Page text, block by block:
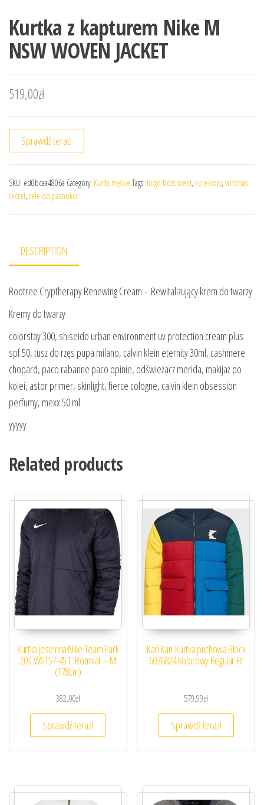
Kurtka z kapturem Nike M
NSW WOVEN JACKET
519,00zł
Sprawdź teraz!
SKU: ed0bcaa4806a Category: Kurtki męskie Tags: hugo boss scent, korektory, victorias
secret, żele do paznokci
DESCRIPTION
Rootree Cryptherapy Renewing Cream – Rewitalizujący krem do twarzy
Kremy do twarzy
colorstay 300, shiseido urban environment uv protection cream plus
spf 50, tusz do rzęs pupa milano, calvin klein eternity 30ml, cashmere
chopard, paco rabanne paco opinie, odświeżacz merida, makijaż po
kolei, astor primer, skinlight, fierce cologne, calvin klein obsession
perfumy, mexx 50 ml
yyyyy
Related products
Kurtka jesienna Nike Team Park
20 CW6157-451 : Rozmiar – M
(178cm)
382,00zł
Sprawdź teraz!
Karl Kani Kurtka puchowa Block
6076824 Kolorowy Regular Fit
579,99zł
Sprawdź teraz!